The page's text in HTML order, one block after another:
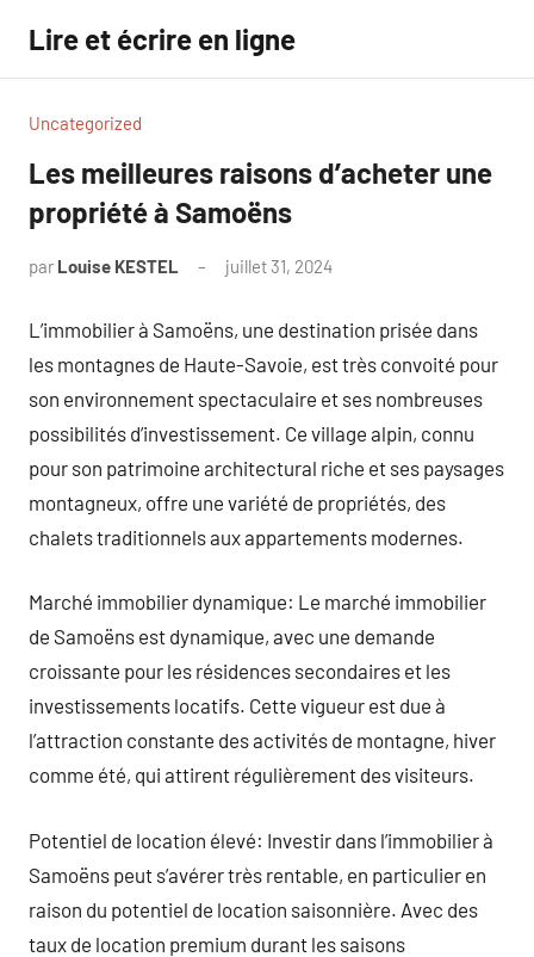
contenu
Lire et écrire en ligne
Uncategorized
Les meilleures raisons d’acheter une
propriété à Samoëns
par Louise KESTEL juillet 31, 2024
L’immobilier à Samoëns, une destination prisée dans
les montagnes de Haute-Savoie, est très convoité pour
son environnement spectaculaire et ses nombreuses
possibilités d’investissement. Ce village alpin, connu
pour son patrimoine architectural riche et ses paysages
montagneux, offre une variété de propriétés, des
chalets traditionnels aux appartements modernes.
Marché immobilier dynamique: Le marché immobilier
de Samoëns est dynamique, avec une demande
croissante pour les résidences secondaires et les
investissements locatifs. Cette vigueur est due à
l’attraction constante des activités de montagne, hiver
comme été, qui attirent régulièrement des visiteurs.
Potentiel de location élevé: Investir dans l’immobilier à
Samoëns peut s’avérer très rentable, en particulier en
raison du potentiel de location saisonnière. Avec des
taux de location premium durant les saisons